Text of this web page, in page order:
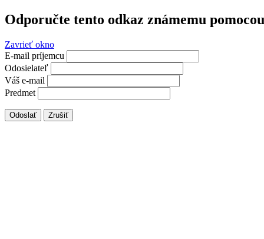
Odporučte tento odkaz známemu
Zavrieť okno
E-mail príjemcu
Odosielateľ
Váš e-mail
Predmet
Odoslať Zrušiť